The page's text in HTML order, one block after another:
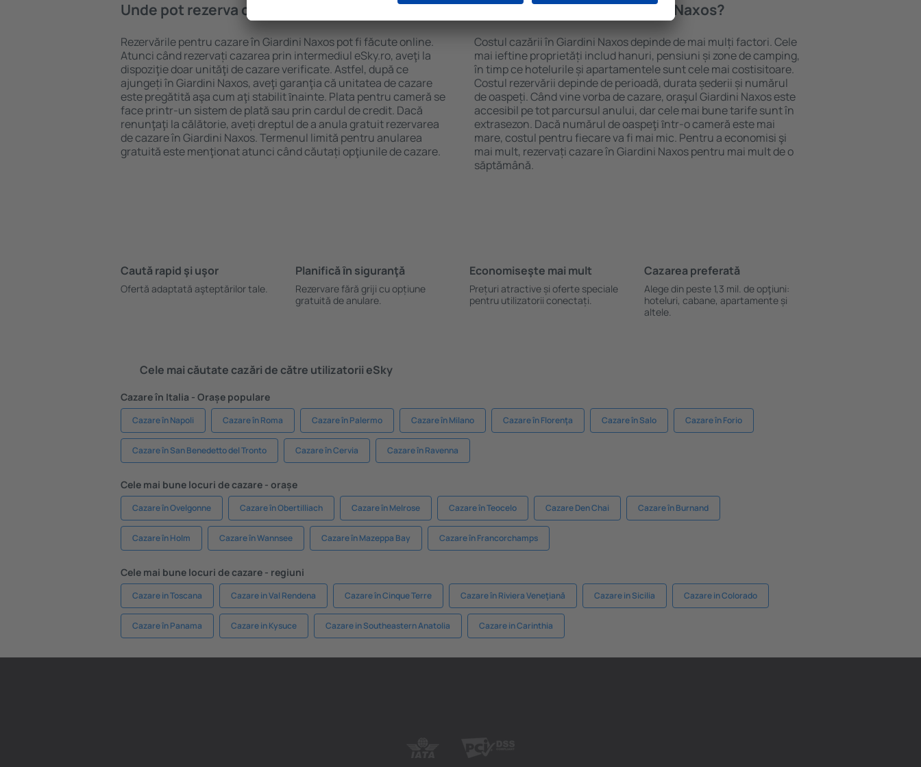
Unde pot rezerva cazare în Giardini Naxos?
Rezervările pentru cazare în Giardini Naxos pot fi făcute online.
Atunci când rezervați cazarea prin intermediul eSky.ro, aveţi la
dispoziţie doar unităţi de cazare verificate. Astfel, după ce
ajungeți în Giardini Naxos, aveţi garanţia că unitatea de cazare
este pregătită aşa cum aţi stabilit ȋnainte. Plata pentru cameră se
face printr-un sistem de plată sau prin cardul de credit. Dacă
renunţaţi la călătorie, aveți dreptul de a anula gratuit rezervarea
de cazare în Giardini Naxos. Termenul limită pentru anularea
gratuită este menţionat atunci când căutați opţiunile de cazare.
Cât costă cazarea în Giardini Naxos?
Costul cazării în Giardini Naxos depinde de mai mulți factori. Cele
mai ieftine proprietăți includ hanuri, pensiuni și zone de camping,
în timp ce hotelurile și apartamentele sunt cele mai costisitoare.
Costul rezervării depinde de perioadă, durata șederii și numărul
de oaspeți. Când vine vorba de cazare, oraşul Giardini Naxos este
accesibil pe tot parcursul anului, dar cele mai bune tarife sunt în
extrasezon. Dacă numărul de oaspeţi ȋntr-o cameră este mai
mare, costul pentru fiecare va fi mai mic. Pentru a economisi şi
mai mult, rezervați cazare în Giardini Naxos pentru mai mult de o
săptămână.
Caută rapid şi uşor
Ofertă adaptată aşteptărilor tale.
Planifică ȋn siguranţă
Rezervare fără griji cu opțiune
gratuită de anulare.
Economiseşte mai mult
Prețuri atractive și oferte speciale
pentru utilizatorii conectați.
Cazarea preferată
Alege din peste 1,3 mil. de opţiuni:
hoteluri, cabane, apartamente și
altele.
Cele mai căutate cazări de către utilizatorii eSky
Cazare în Italia - Orașe populare
Cazare în Napoli Cazare în Roma Cazare în Palermo Cazare în Milano Cazare în Florenţa Cazare în Salo Cazare în Forio
Cazare în San Benedetto del Tronto Cazare în Cervia Cazare în Ravenna
Cele mai bune locuri de cazare - orașe
Cazare în Ovelgonne Cazare în Obertilliach Cazare în Melrose Cazare în Teocelo Cazare Den Chai Cazare în Burnand
Cazare în Holm Cazare în Wannsee Cazare în Mazeppa Bay Cazare în Francorchamps
Cele mai bune locuri de cazare - regiuni
Cazare in Toscana Cazare in Val Rendena Cazare în Cinque Terre Cazare în Riviera Veneţiană Cazare in Sicilia Cazare in Colorado
Cazare în Panama Cazare in Kysuce Cazare in Southeastern Anatolia Cazare in Carinthia